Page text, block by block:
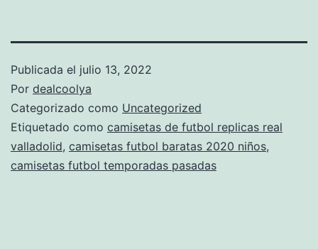
Publicada el julio 13, 2022
Por dealcoolya
Categorizado como Uncategorized
Etiquetado como camisetas de futbol replicas real
valladolid, camisetas futbol baratas 2020 niños,
camisetas futbol temporadas pasadas